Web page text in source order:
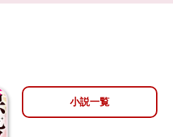
小説一覧